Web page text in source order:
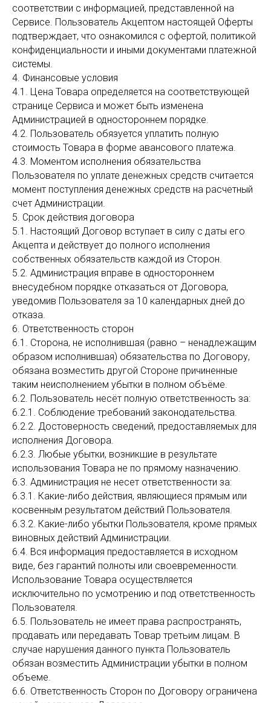
соответствии с информацией, представленной на
Сервисе. Пользователь Акцептом настоящей Оферты
подтверждает, что ознакомился с офертой, политикой
конфиденциальности и иными документами платежной
системы.
4. Финансовые условия
4.1. Цена Товара определяется на соответствующей
странице Сервиса и может быть изменена
Администрацией в одностороннем порядке.
4.2. Пользователь обязуется уплатить полную
стоимость Товара в форме авансового платежа.
4.3. Моментом исполнения обязательства
Пользователя по уплате денежных средств считается
момент поступления денежных средств на расчетный
счет Администрации.
5. Срок действия договора
5.1. Настоящий Договор вступает в силу с даты его
Акцепта и действует до полного исполнения
собственных обязательств каждой из Сторон.
5.2. Администрация вправе в одностороннем
внесудебном порядке отказаться от Договора,
уведомив Пользователя за 10 календарных дней до
отказа.
6. Ответственность сторон
6.1. Сторона, не исполнившая (равно – ненадлежащим
образом исполнившая) обязательства по Договору,
обязана возместить другой Стороне причиненные
таким неисполнением убытки в полном объёме.
6.2. Пользователь несёт полную ответственность за:
6.2.1. Соблюдение требований законодательства.
6.2.2. Достоверность сведений, предоставляемых для
исполнения Договора.
6.2.3. Любые убытки, возникшие в результате
использования Товара не по прямому назначению.
6.3. Администрация не несет ответственности за:
6.3.1. Какие-либо действия, являющиеся прямым или
косвенным результатом действий Пользователя.
6.3.2. Какие-либо убытки Пользователя, кроме прямых
виновных действий Администрации.
6.4. Вся информация предоставляется в исходном
виде, без гарантий полноты или своевременности.
Использование Товара осуществляется
исключительно по усмотрению и под ответственность
Пользователя.
6.5. Пользователь не имеет права распространять,
продавать или передавать Товар третьим лицам. В
случае нарушения данного пункта Пользователь
обязан возместить Администрации убытки в полном
объеме.
6.6. Ответственность Сторон по Договору ограничена